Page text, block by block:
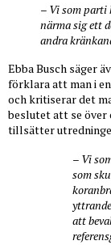
– Vi som parti
närma sig ett
andra
Ebba Busch säger
förklara att man i
och kritiserar det
beslutet att se över
tillsätter
– Vi
som
att